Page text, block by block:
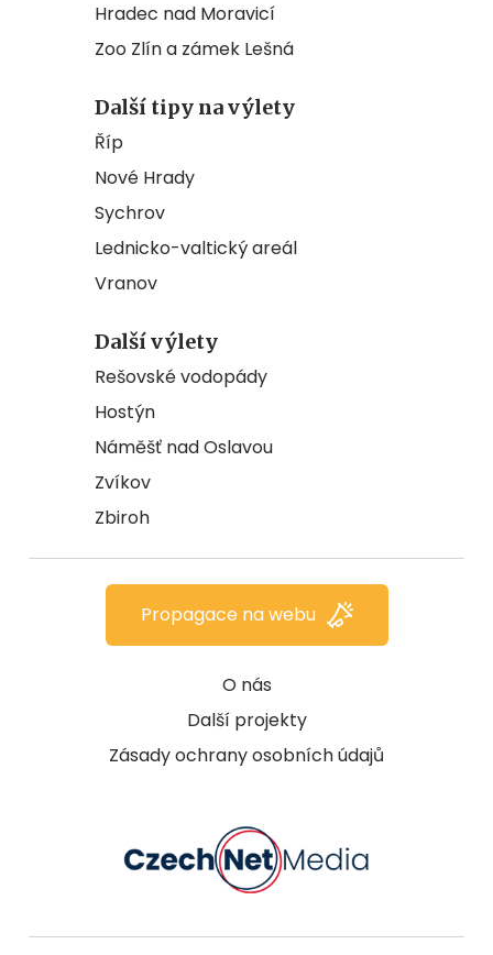
Hradec nad Moravicí
Zoo Zlín a zámek Lešná
Další tipy na výlety
Říp
Nové Hrady
Sychrov
Lednicko-valtický areál
Vranov
Další výlety
Rešovské vodopády
Hostýn
Náměšť nad Oslavou
Zvíkov
Zbiroh
O nás
Další projekty
Zásady ochrany osobních údajů
Propagace na webu